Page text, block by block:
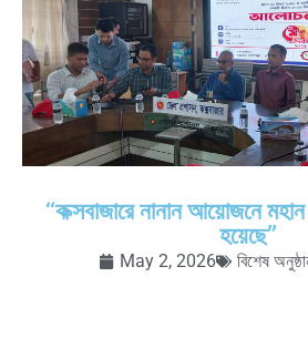
‘‘কক্সবাজারে নানান আয়োজনে
হয়েছে’’
May 2, 2026 বিশেষ